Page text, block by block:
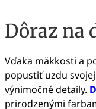
Dôraz na
Vďaka mäkkosti a
popustiť uzdu
výnimočné detaily.
prirodzenými